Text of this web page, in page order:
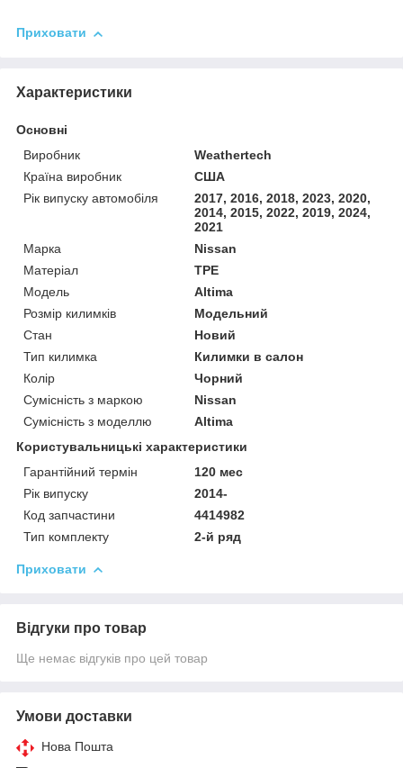
Приховати
Характеристики
Основні
Виробник
Weathertech
Країна виробник
США
Рік випуску автомобіля
2017, 2016, 2018, 2023, 2020,
2014, 2015, 2022, 2019, 2024,
2021
Марка
Nissan
Матеріал
TPE
Модель
Altima
Розмір килимків
Модельний
Стан
Новий
Тип килимка
Килимки в салон
Колір
Чорний
Сумісність з маркою
Nissan
Сумісність з моделлю
Altima
Користувальницькі характеристики
Гарантійний термін
120 мес
Рік випуску
2014-
Код запчастини
4414982
Тип комплекту
2-й ряд
Приховати
Відгуки про товар
Ще немає відгуків про цей товар
Умови доставки
Нова Пошта